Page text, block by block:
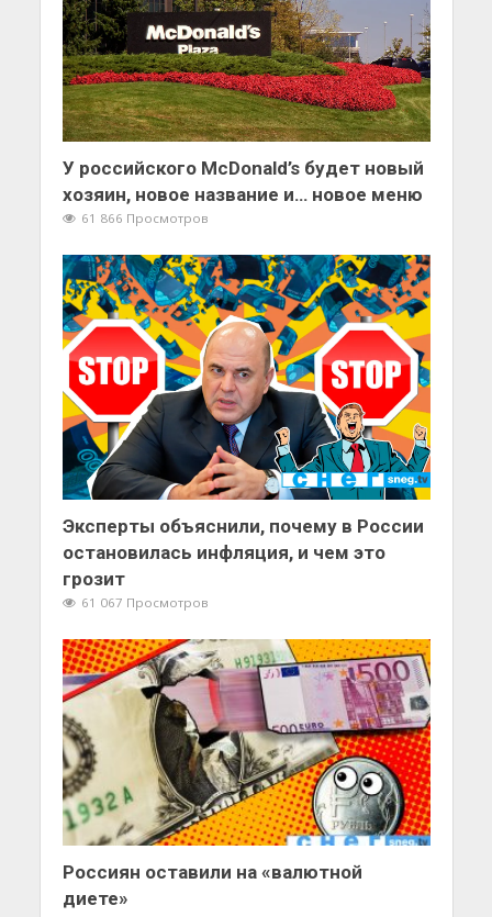
У российского McDonald’s будет новый
хозяин, новое название и… новое меню
61 866 Просмотров
Эксперты объяснили, почему в России
остановилась инфляция, и чем это
грозит
61 067 Просмотров
Россиян оставили на «валютной
диете»